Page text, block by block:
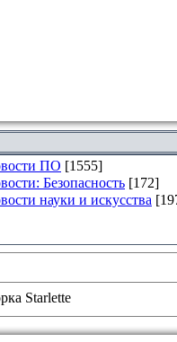
ПО [1555]
Безопасность [172]
науки и искусства
Starlette